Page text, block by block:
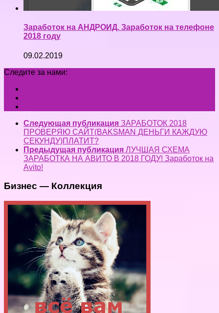
Заработок на АНДРОИД. Заработок на телефоне
2018 году
09.02.2019
Следите за нами:
Следующая публикация ЗАРАБОТОК 2018
ПРОВЕРЯЮ САЙТ(BAKSMAN ДЕНЬГИ КАЖДУЮ
СЕКУНДУ)ПЛАТИТ?
Предыдущая публикация ЛУЧШАЯ СХЕМА
ЗАРАБОТКА НА АВИТО В 2018 ГОДУ! Заработок на
Avito!
Бизнес — Коллекция